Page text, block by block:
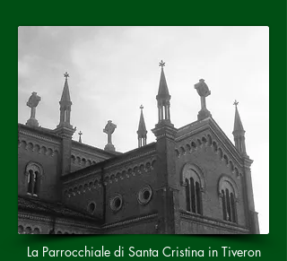
La Parrocchiale di Santa Cristina in Tiveron